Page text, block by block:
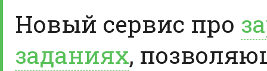
Новый сервис про
заданиях,